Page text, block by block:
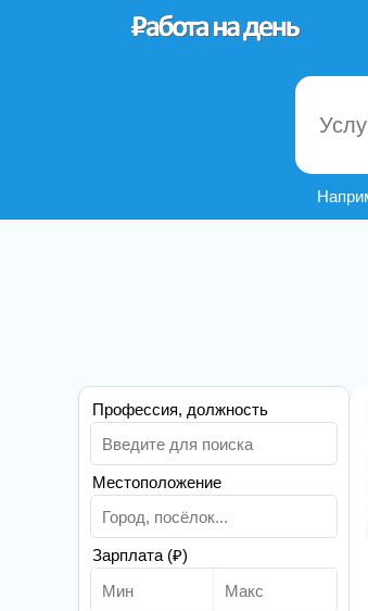
Профессия, должность
Местоположение
Зарплата (₽)